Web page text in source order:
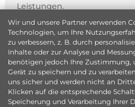
Leistungen.
Wir und unsere Partner verwenden
Technologien, um Ihre
zu verbessern, z. B. durch
Inhalte oder zur Analyse und
benötigen jedoch Ihre Zustimmung,
Gerät zu speichern und zu
uns sicher und werden nicht an
Klicken auf die entsprechende
Speicherung und Verarbeitung Ihrer